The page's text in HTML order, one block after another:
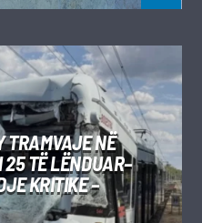
TRAMVAJE NË
25 TË LËNDUAR–
KRITIKE –